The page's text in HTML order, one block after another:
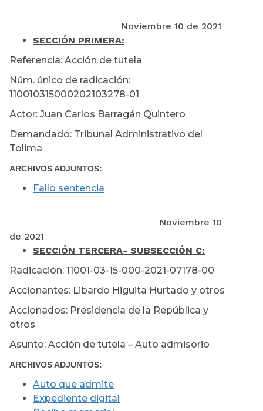
Noviembre 10 de 2021
SECCIÓN PRIMERA:
Referencia: Acción de tutela
Núm. único de radicación:
110010315000202103278-01
Actor: Juan Carlos Barragán Quintero
Demandado: Tribunal Administrativo del
Tolima
ARCHIVOS ADJUNTOS:
Fallo sentencia
Noviembre 10
de 2021
SECCIÓN TERCERA- SUBSECCIÓN C:
Radicación: 11001-03-15-000-2021-07178-00
Accionantes: Libardo Higuita Hurtado y otros
Accionados: Presidencia de la República y
otros
Asunto: Acción de tutela – Auto admisorio
ARCHIVOS ADJUNTOS:
Auto que admite
Expediente digital